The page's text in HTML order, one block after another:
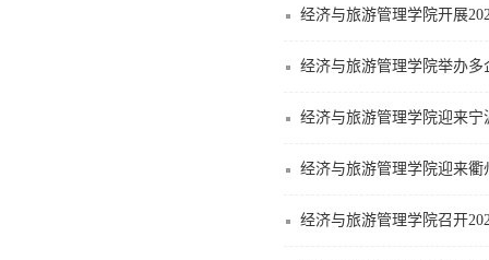
经济与旅游管理学院开展
经济与旅游管理学院举办
经济与旅游管理学院迎来
经济与旅游管理学院迎来
经济与旅游管理学院召开